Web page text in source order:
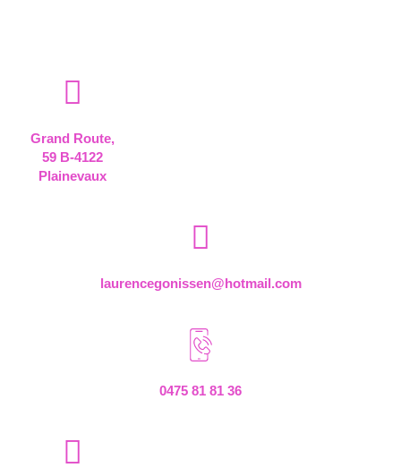
Grand Route,
59 B-4122
Plainevaux
laurencegonissen@hotmail.com
0475 81 81 36